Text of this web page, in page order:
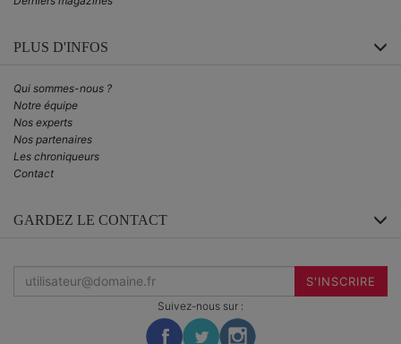
PLUS D'INFOS
Qui sommes-nous ?
Notre équipe
Nos experts
Nos partenaires
Les chroniqueurs
Contact
GARDEZ LE CONTACT
S'INSCRIRE
Suivez-nous sur :